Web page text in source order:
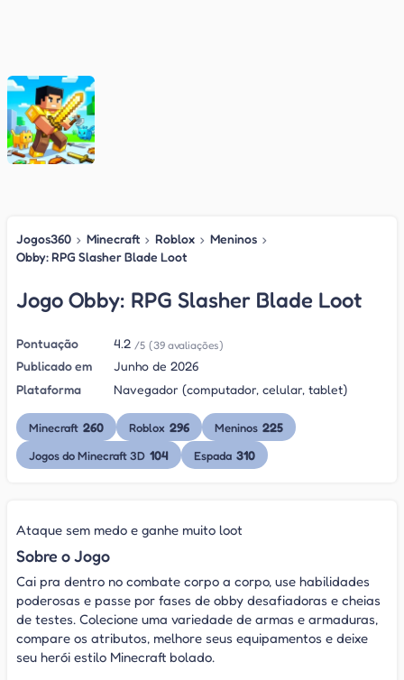
Jogos360 › Minecraft › Roblox › Meninos ›
Obby: RPG Slasher Blade Loot
Jogo Obby: RPG Slasher Blade Loot
Pontuação 4.2 /5 (39 avaliações)
Publicado em
Junho de 2026
Plataforma
Navegador (computador, celular, tablet)
Minecraft 260 Roblox 296 Meninos 225
Jogos do Minecraft 3D 104 Espada 310
Ataque sem medo e ganhe muito loot
Sobre o Jogo
Cai pra dentro no combate corpo a corpo, use habilidades
poderosas e passe por fases de obby desafiadoras e cheias
de testes. Colecione uma variedade de armas e armaduras,
compare os atributos, melhore seus equipamentos e deixe
seu herói estilo Minecraft bolado.